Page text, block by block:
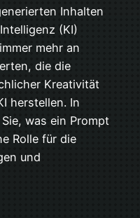
Inhalten
(KI)
mehr an
die die
Kreativität
herstellen. In
was ein Prompt
Rolle für die
und